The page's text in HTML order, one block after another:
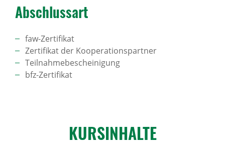
Abschlussart
faw-Zertifikat
Zertifikat der Kooperationspartner
Teilnahmebescheinigung
bfz-Zertifikat
KURS­IN­HALTE